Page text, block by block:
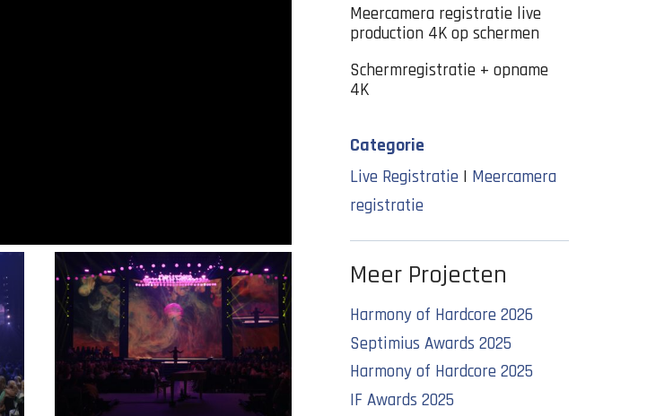
Meercamera registratie live
production 4K op schermen
Schermregistratie + opname
4K
Categorie
Live Registratie | Meercamera
registratie
Meer Projecten
Harmony of Hardcore 2026
Septimius Awards 2025
Harmony of Hardcore 2025
IF Awards 2025